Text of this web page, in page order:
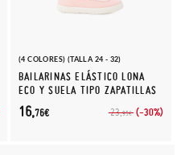
(4 COLORES) (TALLA 24 - 32)
BAILARINAS ELÁSTICO LONA
ECO Y SUELA TIPO ZAPATILLAS
23,95€ (-30%)
16,76€